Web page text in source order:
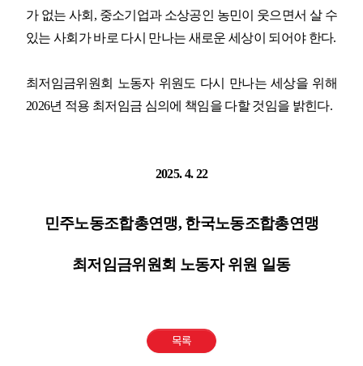
가 없는 사회 , 중소기업과 소상공인 농민이 웃으면서 살 수
있는 사회가 바로 다시 만나는 새로운 세상이 되어야 한다.
최저임금위원회 노동자 위원도 다시 만나는 세상을 위해
2026년 적용 최저임금 심의에 책임을 다할 것임을 밝힌다.
2025. 4. 22
민주노동조합총연맹, 한국노동조합총연맹
최저임금위원회 노동자 위원 일동
목록